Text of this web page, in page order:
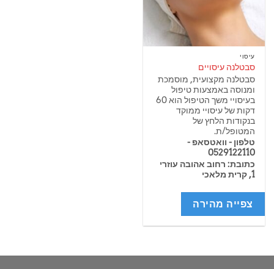
עיסוי
סבטלנה עיסויים
סבטלנה מקצועית, מוסמכת
ומנוסה באמצעות טיפול
בעיסויי משך הטיפול הוא 60
דקות של עיסויי ממוקד
בנקודות הלחץ של
המטופל/ת.
טלפון - וואטסאפ -
0529122110
כתובת: רחוב אהובה עוזרי
1, קרית מלאכי
צפייה מהירה